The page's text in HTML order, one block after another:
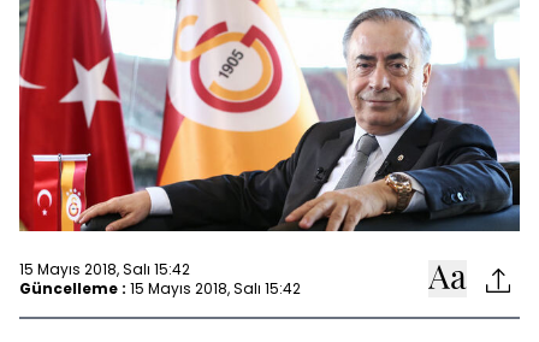
15 Mayıs 2018, Salı 15:42
Güncelleme : 15 Mayıs 2018, Salı 15:42